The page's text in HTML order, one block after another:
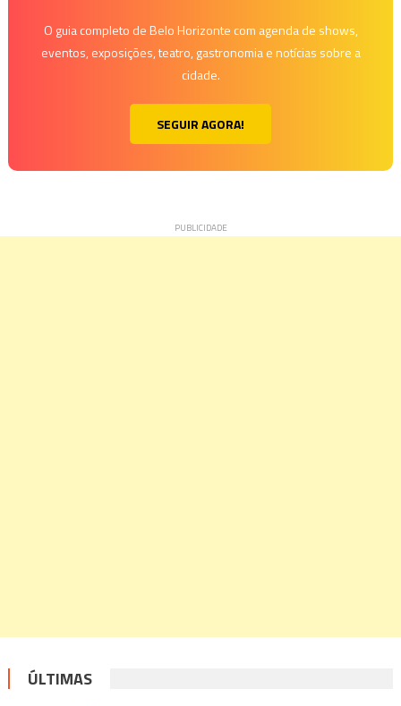
O guia completo de Belo Horizonte com agenda de shows,
eventos, exposições, teatro, gastronomia e notícias sobre a
cidade.
SEGUIR AGORA!
ÚLTIMAS